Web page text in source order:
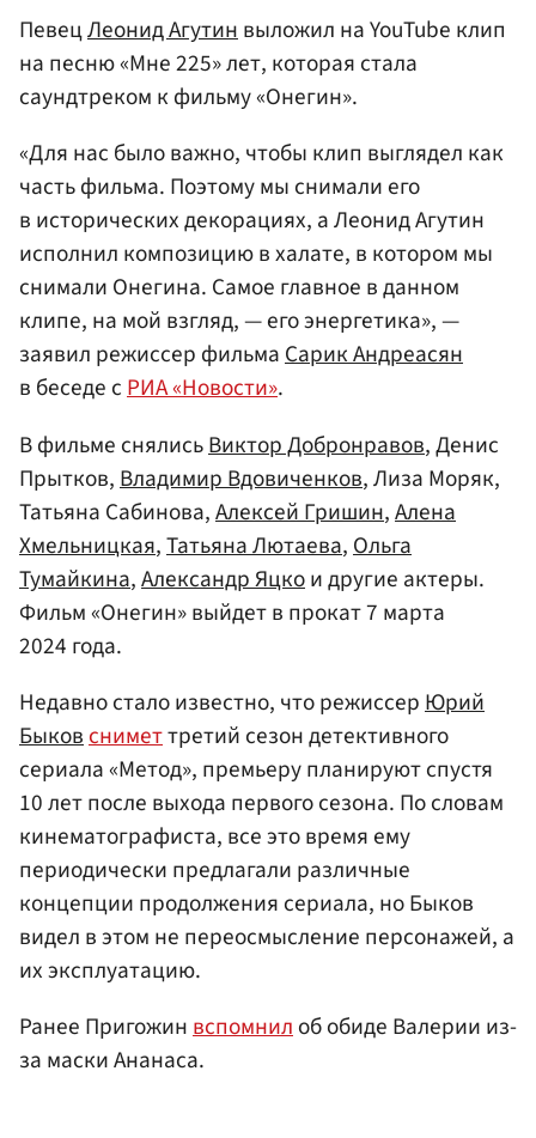
ПевецЛеонид Агутинвыложил на YouTube клип
на песню «Мне 225» лет, которая стала
саундтреком к фильму «Онегин».
«Для нас было важно, чтобы клип выглядел как
часть фильма. Поэтому мы снимали его
в исторических декорациях, а Леонид Агутин
исполнил композицию в халате, в котором мы
снимали Онегина. Самое главное в данном
клипе, на мой взгляд, — его энергетика», —
заявил режиссер фильмаСарик Андреасян
в беседе сРИА «Новости».
В фильме снялисьВиктор Добронравов, Денис
Прытков, Владимир Вдовиченков, Лиза Моряк,
Татьяна Сабинова,Алексей Гришин,Алена
Хмельницкая,Татьяна Лютаева, Ольга
Тумайкина,Александр Яцкои другие актеры.
Фильм «Онегин» выйдет в прокат 7 марта
2024 года.
Недавно стало известно, что режиссерЮрий
Быковсниметтретий сезон детективного
сериала «Метод», премьеру планируют спустя
10 лет после выхода первого сезона. По словам
кинематографиста, все это время ему
периодически предлагали различные
концепции продолжения сериала, но Быков
видел в этом не переосмысление персонажей, а
их эксплуатацию.
Ранее Пригожинвспомнилоб обиде Валерии из-
за маски Ананаса.